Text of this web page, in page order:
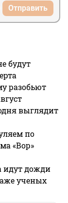
Отправить
будут
разобьют
выглядит
по
«Вор»
идут дожди
ученых